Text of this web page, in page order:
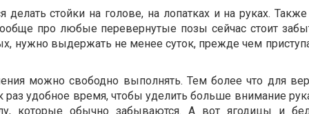
делать стойки на голове, на лопатках и на руках.
про любые перевернутые позы сейчас стоит
нужно выдержать не менее суток, прежде чем
можно свободно выполнять. Тем более что для
раз удобное время, чтобы уделить больше внимание
которые обычно забываются. А вот ягодицы и